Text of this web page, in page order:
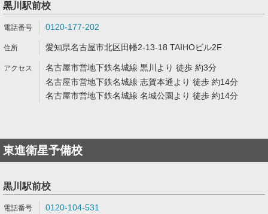
黒川駅前校
0120-177-202
愛知県名古屋市北区田幡2-13-18 TAIHOビル2F
名古屋市営地下鉄名城線 黒川より 徒歩 約3分
名古屋市営地下鉄名城線 志賀本通より 徒歩 約14分
名古屋市営地下鉄名城線 名城公園より 徒歩 約14分
東進衛星予備校
黒川駅前校
0120-104-531